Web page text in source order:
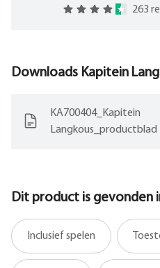
263
Downloads Kapitein
KA700404_Kapitein
Langkous_productblad
Dit product is gevonden
Inclusief spelen